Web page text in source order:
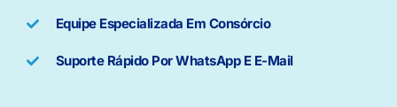
Equipe Especializada Em Consórcio
Suporte Rápido Por WhatsApp E E-Mail